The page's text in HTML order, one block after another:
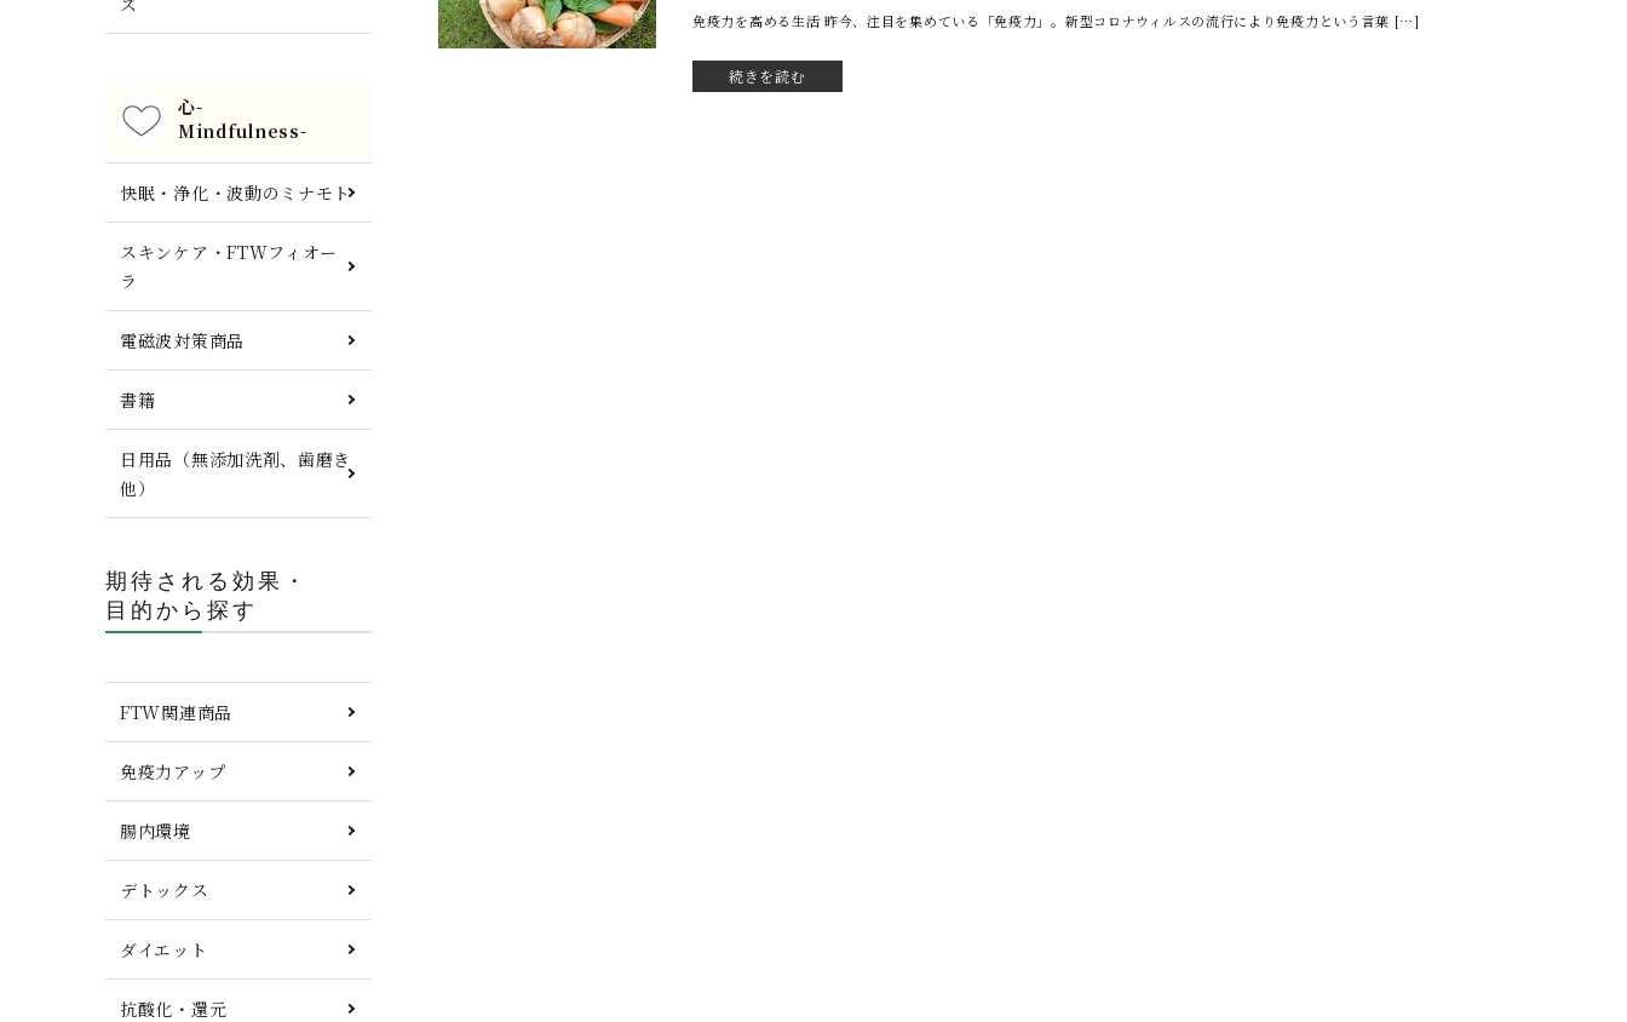
免疫力を高める生活 昨今、注目を集めている「免疫力」。新型コロナウィルスの流行により免疫力という言葉 […]
続きを読む
心-
Mindfulness-
快眠・浄化・波動のミナモト
スキンケア・FTWフィオー
ラ
電磁波対策商品
書籍
日用品（無添加洗剤、歯磨き
他）
期待される効果・
目的から探す
FTW関連商品
免疫力アップ
腸内環境
デトックス
ダイエット
抗酸化・還元